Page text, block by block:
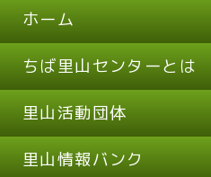
ホーム
ちば里山センターとは
里山活動団体
里山情報バンク